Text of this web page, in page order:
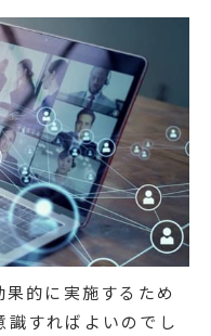
的に実施するため
識すればよいのでし